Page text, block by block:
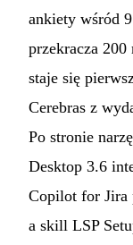
ankiety wśród
przekracza
staje się
Cerebras z
Po stronie
Desktop 3.6
Copilot for Jira
a skill LSP